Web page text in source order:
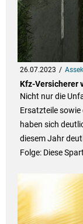
26.07.2023
Kfz-Versicherer
Nicht nur die
Ersatzteile
haben sich
diesem Jahr
Folge: Diese